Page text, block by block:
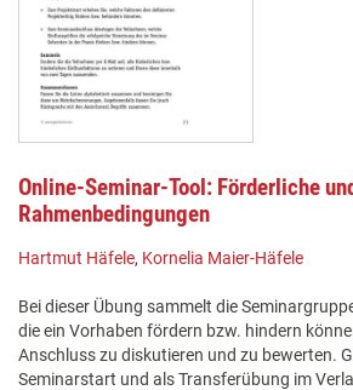
Online-Seminar-Tool: Förderliche
Rahmenbedingungen
Hartmut Häfele, Kornelia Maier-Häfele
Bei dieser Übung sammelt die
die ein Vorhaben fördern bzw. hindern
Anschluss zu diskutieren und zu bewerten.
Seminarstart und als Transferübung im